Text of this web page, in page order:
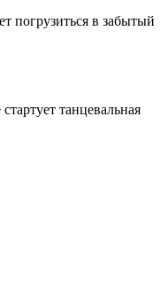
погрузиться в забытый
танцевальная